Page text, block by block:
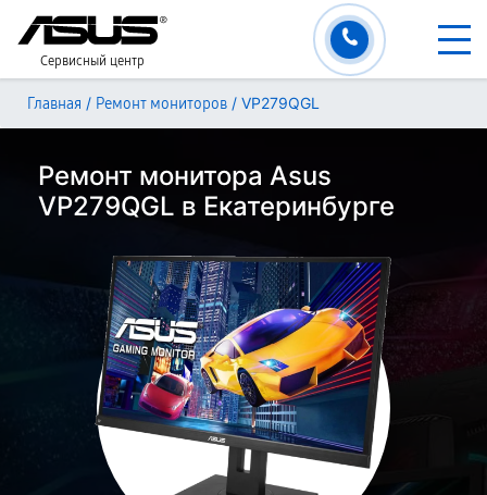
Сервисный центр
Главная / Ремонт мониторов / VP279QGL
Ремонт монитора Asus
VP279QGL в Екатеринбурге